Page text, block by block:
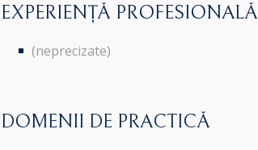
EXPERIENȚĂ PROFESIONALĂ
(neprecizate)
DOMENII DE PRACTICĂ